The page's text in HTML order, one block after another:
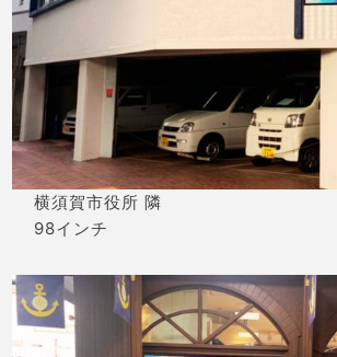
横須賀市役所 隣
98インチ